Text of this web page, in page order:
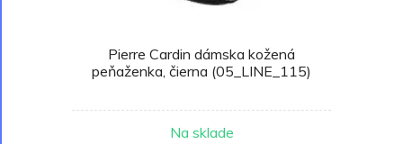
Pierre Cardin dámska kožená
peňaženka, čierna (05_LINE_115)
Na sklade